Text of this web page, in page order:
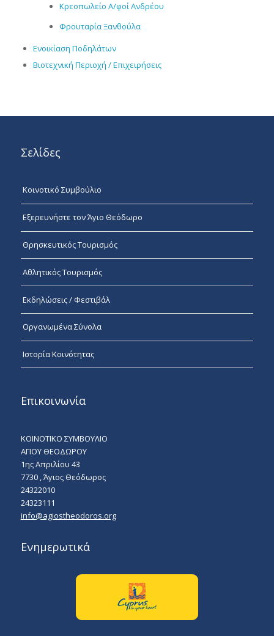
Κρεοπωλείο Α/φοί Ανδρέου
Φρουταρία Ξανθούλα
Ενοικίαση Ποδηλάτων
Βιοτεχνική Περιοχή / Επιχειρήσεις
Σελίδες
Κοινοτικό Συμβούλιο
Εξερευνήστε τον Άγιο Θεόδωρο
Θρησκευτικός Τουρισμός
Αθλητικός Τουρισμός
Εκδηλώσεις / Φεστιβάλ
Οργανωμένα Σύνολα
Ιστορία Κοινότητας
Επικοινωνία
ΚΟΙΝΟΤΙΚΟ ΣΥΜΒΟΥΛΙΟ
ΑΓΙΟΥ ΘΕΟΔΩΡΟΥ
1ης Απριλίου 43
7730 , Άγιος Θεόδωρος
24322010
24323111
info@agiostheodoros.org
Ενημερωτικά